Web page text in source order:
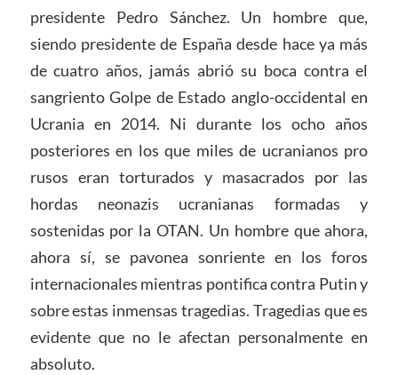
presidente Pedro Sánchez. Un hombre que,
siendo presidente de España desde hace ya más
de cuatro años, jamás abrió su boca contra el
sangriento Golpe de Estado anglo-occidental en
Ucrania en 2014. Ni durante los ocho años
posteriores en los que miles de ucranianos pro
rusos eran torturados y masacrados por las
hordas neonazis ucranianas formadas y
sostenidas por la OTAN. Un hombre que ahora,
ahora sí, se pavonea sonriente en los foros
internacionales mientras pontifica contra Putin y
sobre estas inmensas tragedias. Tragedias que es
evidente que no le afectan personalmente en
absoluto.